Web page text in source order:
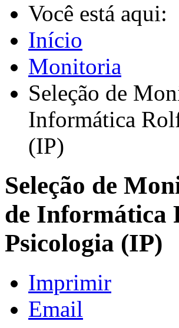
Você está aqui:
Início
Monitoria
Seleção de
Informática
(IP)
Seleção de
de Informática
Psicologia (IP)
Imprimir
Email